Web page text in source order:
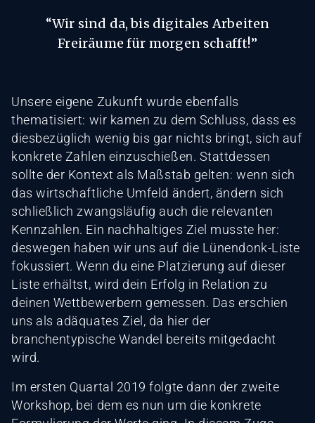
“Wir sind da, bis digitales Arbeiten
Freiräume für morgen schafft!”
‍Unsere eigene Zukunft wurde ebenfalls
thematisiert: wir kamen zu dem Schluss, dass es
diesbezüglich wenig bis gar nichts bringt, sich auf
konkrete Zahlen einzuschießen. Stattdessen
sollte der Kontext als Maßstab gelten: wenn sich
das wirtschaftliche Umfeld ändert, ändern sich
schließlich zwangsläufig auch die relevanten
Kennzahlen. Ein nachhaltiges Ziel musste her:
deswegen haben wir uns auf die Lünendonk-Liste
fokussiert. Wenn du eine Platzierung auf dieser
Liste erhältst, wird dein Erfolg in Relation zu
deinen Wettbewerbern gemessen. Das erschien
uns als adäquates Ziel, da hier der
branchentypische Wandel bereits mitgedacht
wird.
Im ersten Quartal 2019 folgte dann der zweite
Workshop, bei dem es nun um die konkrete